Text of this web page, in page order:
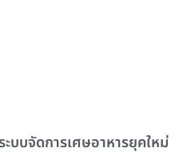
บบจัดการเศษอาหารยุคใหม่